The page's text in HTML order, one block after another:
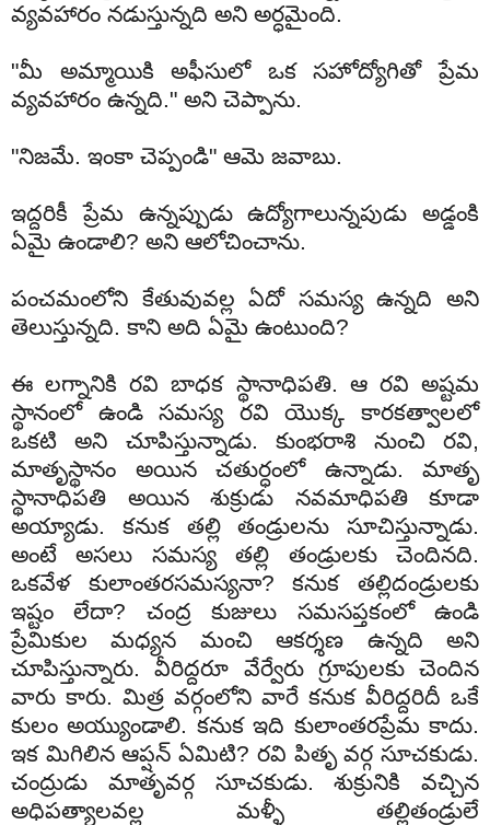
వ్యవహారం నడుస్తున్నది అని అర్ధమైంది.
"మీ అమ్మాయికి అఫీసులో ఒక సహోద్యోగితో ప్రేమ
వ్యవహారం ఉన్నది." అని చెప్పాను.
"నిజమే. ఇంకా చెప్పండి" ఆమె జవాబు.
ఇద్దరికీ ప్రేమ ఉన్నప్పుడు ఉద్యోగాలున్నపుడు అడ్డంకి
ఏమై ఉండాలి? అని ఆలోచించాను.
పంచమంలోని కేతువువల్ల ఏదో సమస్య ఉన్నది అని
తెలుస్తున్నది. కాని అది ఏమై ఉంటుంది?
ఈ లగ్నానికి రవి బాధక స్థానాధిపతి. ఆ రవి అష్టమ
స్థానంలో ఉండి సమస్య రవి యొక్క కారకత్వాలలో
ఒకటి అని చూపిస్తున్నాడు. కుంభరాశి నుంచి రవి,
మాతృస్థానం అయిన చతుర్ధంలో ఉన్నాడు. మాతృ
స్థానాధిపతి అయిన శుక్రుడు నవమాధిపతి కూడా
అయ్యాడు. కనుక తల్లి తండ్రులను సూచిస్తున్నాడు.
అంటే అసలు సమస్య తల్లి తండ్రులకు చెందినది.
ఒకవేళ కులాంతరసమస్యనా? కనుక తల్లిదండ్రులకు
ఇష్టం లేదా? చంద్ర కుజులు సమసప్తకంలో ఉండి
ప్రేమికుల మధ్యన మంచి ఆకర్శణ ఉన్నది అని
చూపిస్తున్నారు. వీరిద్దరూ వేర్వేరు గ్రూపులకు చెందిన
వారు కారు. మిత్ర వర్గంలోని వారే కనుక వీరిద్దరిదీ ఒకే
కులం అయ్యుండాలి. కనుక ఇది కులాంతరప్రేమ కాదు.
ఇక మిగిలిన ఆప్షన్ ఏమిటి? రవి పితృ వర్గ సూచకుడు.
చంద్రుడు మాతృవర్గ సూచకుడు. శుక్రునికి వచ్చిన
అధిపత్యాలవల్ల మళ్ళీ తల్లితండ్రులే